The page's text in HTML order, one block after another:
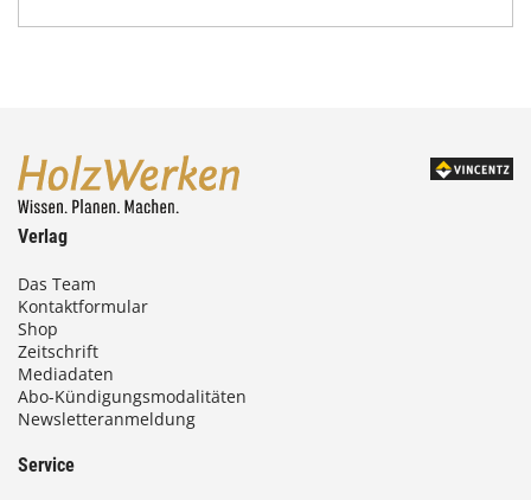
Verlag
Das Team
Kontaktformular
Shop
Zeitschrift
Mediadaten
Abo-Kündigungsmodalitäten
Newsletteranmeldung
Service